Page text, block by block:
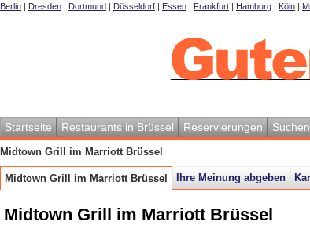
Berlin | Dresden | Dortmund | Düsseldorf | Essen | Frankfurt | Hamburg | Köln |
Startseite Restaurants in Brüssel Reservierungen Suchen
Midtown Grill im Marriott Brüssel
Midtown Grill im Marriott Brüssel Ihre Meinung abgeben
Midtown Grill im Marriott Brüssel